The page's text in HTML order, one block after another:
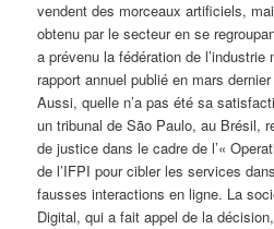
vendent des morceaux artificiels,
obtenu par le secteur en se
a prévenu la fédération de
rapport annuel publié en mars
Aussi, quelle n’a pas été sa
un tribunal de São Paulo, au Brésil,
de justice dans le cadre de l’«
de l’IFPI pour cibler les services
fausses interactions en ligne. La
Digital, qui a fait appel de la